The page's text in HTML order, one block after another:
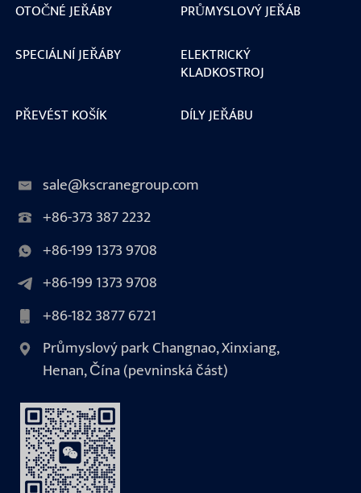
OTOČNÉ JEŘÁBY
PRŮMYSLOVÝ JEŘÁB
SPECIÁLNÍ JEŘÁBY
ELEKTRICKÝ
KLADKOSTROJ
PŘEVÉST KOŠÍK
DÍLY JEŘÁBU
sale@kscranegroup.com
+86-373 387 2232
+86-199 1373 9708
+86-199 1373 9708
+86-182 3877 6721
Průmyslový park Changnao, Xinxiang,
Henan, Čína (pevninská část)